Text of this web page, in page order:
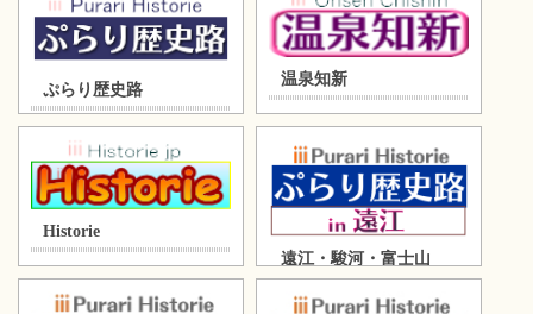
ぷらり歴史路
温泉知新
Historie
遠江・駿河・富士山